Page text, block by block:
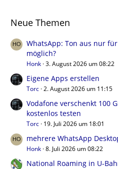
Neue Themen
WhatsApp: Ton aus nur
möglich?
Honk 3. August 2026 um 08:22
Eigene Apps erstellen
Torc 2. August 2026 um 11:15
Vodafone verschenkt 100
kostenlos testen
Torc 19. Juli 2026 um 18:01
mehrere WhatsApp
Honk 8. Juli 2026 um 08:22
National Roaming in U-